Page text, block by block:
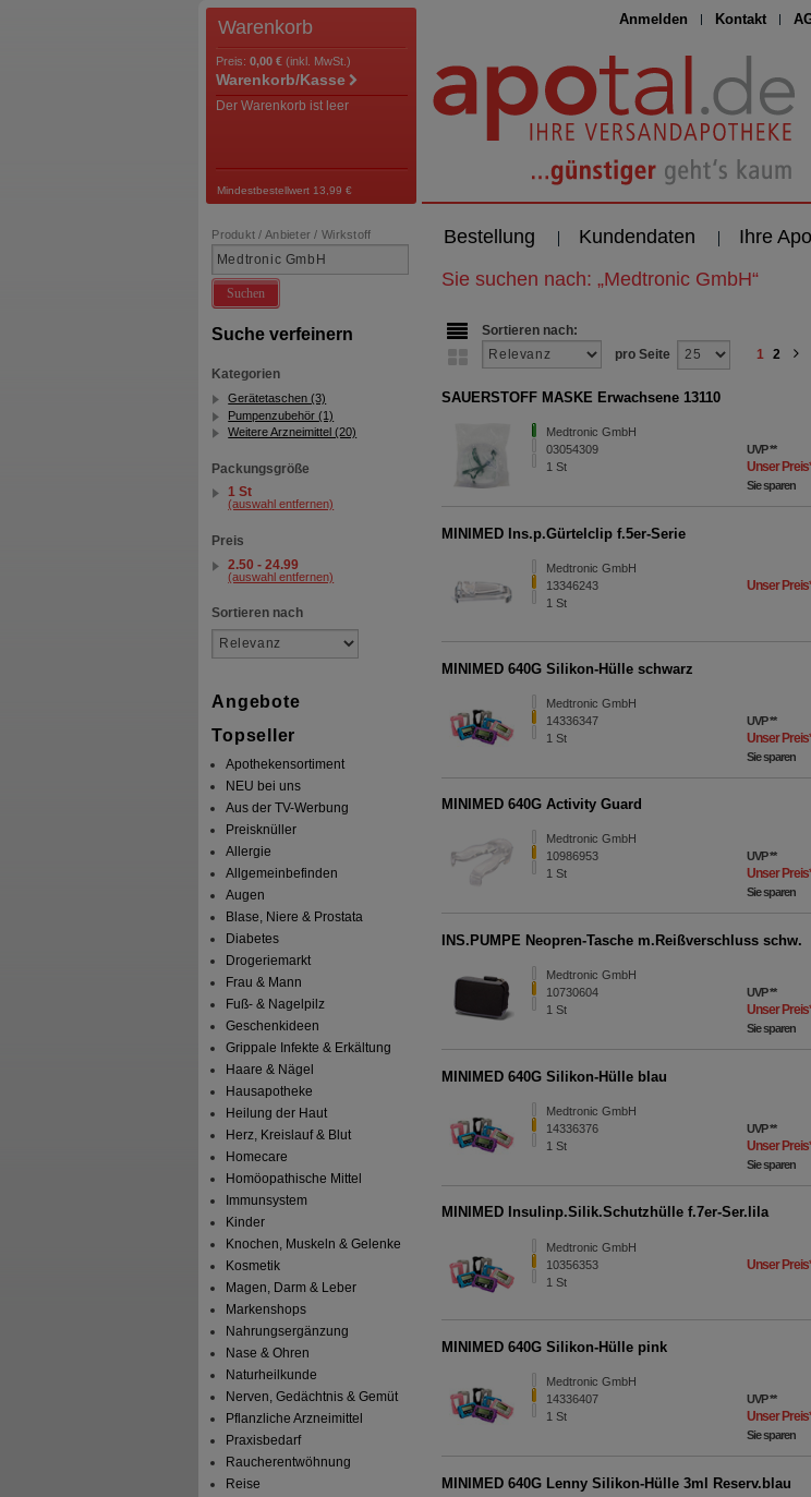
Anmelden Kontakt
Warenkorb
Preis: 0,00 € (inkl. MwSt.)
Warenkorb/Kasse
Der Warenkorb ist leer
Mindestbestellwert 13,99 €
Bestellung Kundendaten Ihre
Produkt / Anbieter / Wirkstoff
Suchen
Suche verfeinern
Kategorien
Gerätetaschen (3)
Pumpenzubehör (1)
Weitere Arzneimittel (20)
Packungsgröße
1 St
(auswahl entfernen)
Preis
2.50 - 24.99
(auswahl entfernen)
Sortieren nach
Angebote
Topseller
Apothekensortiment
NEU bei uns
Aus der TV-Werbung
Preisknüller
Allergie
Allgemeinbefinden
Augen
Blase, Niere & Prostata
Diabetes
Drogeriemarkt
Frau & Mann
Fuß- & Nagelpilz
Geschenkideen
Grippale Infekte & Erkältung
Haare & Nägel
Hausapotheke
Heilung der Haut
Herz, Kreislauf & Blut
Homecare
Homöopathische Mittel
Immunsystem
Kinder
Knochen, Muskeln & Gelenke
Kosmetik
Magen, Darm & Leber
Markenshops
Nahrungsergänzung
Nase & Ohren
Naturheilkunde
Nerven, Gedächtnis & Gemüt
Pflanzliche Arzneimittel
Praxisbedarf
Raucherentwöhnung
Reise
Sie suchen nach: „Medtronic GmbH“
Sortieren nach:
pro Seite
1 2
SAUERSTOFF MASKE Erwachsene 13110
Medtronic GmbH
03054309
1St
UVP**
Unser Preis
Sie sparen
MINIMED Ins.p.Gürtelclip f.5er-Serie
Medtronic GmbH
13346243
1St
Unser Preis
MINIMED 640G Silikon-Hülle schwarz
Medtronic GmbH
14336347
1St
UVP**
Unser Preis
Sie sparen
MINIMED 640G Activity Guard
Medtronic GmbH
10986953
1St
UVP**
Unser Preis
Sie sparen
INS.PUMPE Neopren-Tasche m.Reißverschluss schw.
Medtronic GmbH
10730604
1St
UVP**
Unser Preis
Sie sparen
MINIMED 640G Silikon-Hülle blau
Medtronic GmbH
14336376
1St
UVP**
Unser Preis
Sie sparen
MINIMED Insulinp.Silik.Schutzhülle f.7er-Ser.lila
Medtronic GmbH
10356353
1St
Unser Preis
MINIMED 640G Silikon-Hülle pink
Medtronic GmbH
14336407
1St
UVP**
Unser Preis
Sie sparen
MINIMED 640G Lenny Silikon-Hülle 3ml Reserv.blau